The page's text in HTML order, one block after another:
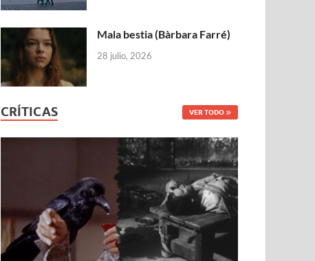
Mala bestia (Bàrbara Farré)
28 julio, 2026
CRÍTICAS VER TODO